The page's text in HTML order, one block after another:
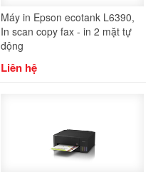
Máy in Epson ecotank L6390,
In scan copy fax - in 2 mặt tự
động
Liên hệ